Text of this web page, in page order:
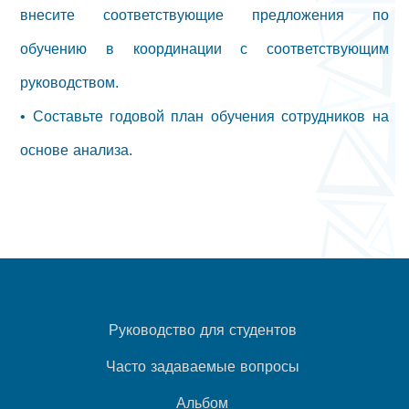
внесите соответствующие предложения по
обучению в координации с соответствующим
руководством.
• Составьте годовой план обучения сотрудников на
основе анализа.
Руководство для студентов
Часто задаваемые вопросы
Альбом